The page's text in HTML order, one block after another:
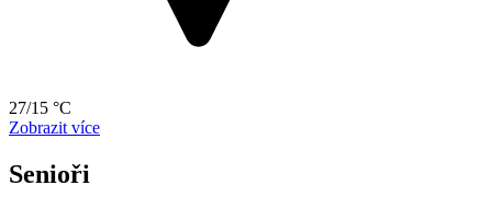
27/15 °C
Zobrazit více
Senioři